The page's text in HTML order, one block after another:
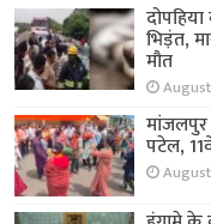
भिड़ंत,
मौत
मांजलपुर
पटेल,